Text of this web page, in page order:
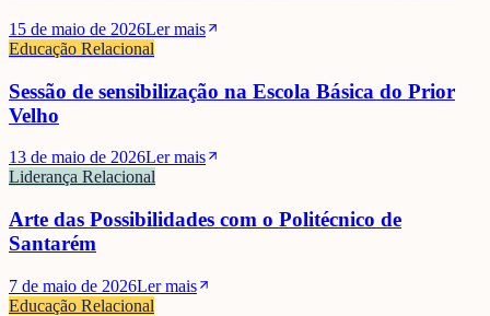
15 de maio de 2026Ler mais
Educação Relacional
Sessão de sensibilização na Escola Básica do Prior
Velho
13 de maio de 2026Ler mais
Liderança Relacional
Arte das Possibilidades com o Politécnico de
Santarém
7 de maio de 2026Ler mais
Educação Relacional